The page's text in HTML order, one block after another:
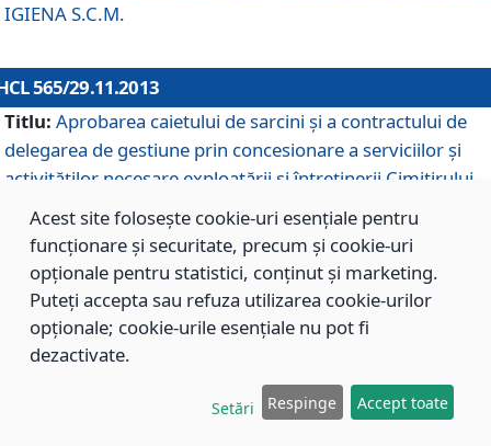
IGIENA S.C.M.
565/29.11.2013
Titlu: Aprobarea caietului de sarcini şi a contractului de
delegarea de gestiune prin concesionare a serviciilor şi
activităţilor necesare exploatării şi întreţinerii Cimitirului
Municipal Braşov situat în str. Dimitrie Anghel nr. 19.
564/29.11.2013
Titlu: Completarea şi modificarea H.C.L. nr. 446/2013,
care s-a aprobat studiul de fundamentare pentru
Acest site folosește cookie-uri esențiale pentru
funcționare și securitate, precum și cookie-uri
opționale pentru statistici, conținut și marketing.
Puteți accepta sau refuza utilizarea cookie-urilor
opționale; cookie-urile esențiale nu pot fi
dezactivate.
Setări Respinge Accept toate